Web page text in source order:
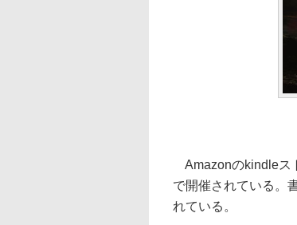
Amazonのkindleス
で開催されている。
れている。